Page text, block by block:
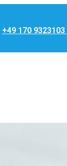
+49 170 9323103